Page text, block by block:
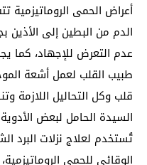
أعراض الحمى
الدم من البطين إلى
عدم التعرض للإجهاد، كما
طبيب القلب لعمل أشعة
قلب وكل التحاليل اللازمة
السيدة الحامل لبعض
تُستخدم لعلاج نزلات البرد
الوقائي للحمى